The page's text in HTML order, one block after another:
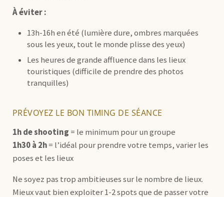
À éviter :
13h-16h en été (lumière dure, ombres marquées
sous les yeux, tout le monde plisse des yeux)
Les heures de grande affluence dans les lieux
touristiques (difficile de prendre des photos
tranquilles)
PRÉVOYEZ LE BON TIMING DE SÉANCE
1h de shooting = le minimum pour un groupe
1h30 à 2h= l’idéal pour prendre votre temps, varier les
poses et les lieux
Ne soyez pas trop ambitieuses sur le nombre de lieux.
Mieux vaut bien exploiter 1-2 spots que de passer votre